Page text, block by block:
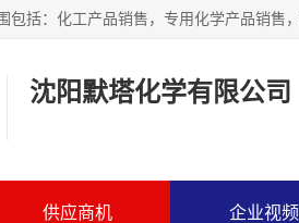
沈阳默塔化学有限公司
供应商机 企业视频